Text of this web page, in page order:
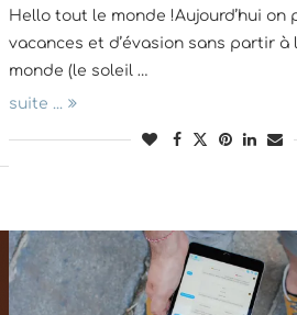
Hello tout le monde !Aujourd’hui on
vacances et d’évasion sans partir à
monde (le soleil …
suite ...